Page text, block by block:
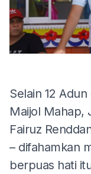
Selain 12
Maijol Mahap,
Fairuz
– difahamkan
berpuas hati